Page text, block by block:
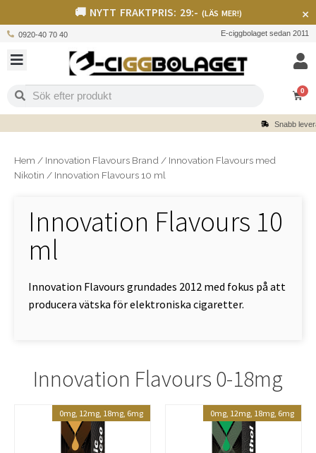
🚚 NYTT FRAKTPRIS: 29:- (LÄS MER!) ×
0920-40 70 40 E-ciggbolaget sedan 2011
0
Säker
Hem / Innovation Flavours Brand / Innovation Flavours med
Nikotin / Innovation Flavours 10 ml
Innovation Flavours 10
ml
Innovation Flavours grundades 2012 med fokus på att
producera vätska för elektroniska cigaretter.
Innovation Flavours 0-18mg
0mg, 12mg, 18mg, 6mg 0mg, 12mg, 18mg, 6mg